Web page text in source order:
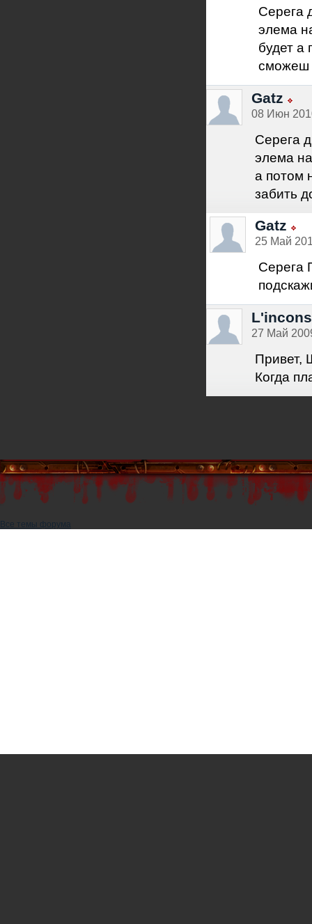
Серега
элема
будет а
сможеш
Gatz
08 Июн
Серега
элема
а потом
забить
Gatz
25 Май
Серега
27 Май
Привет,
Когда
Все темы форума